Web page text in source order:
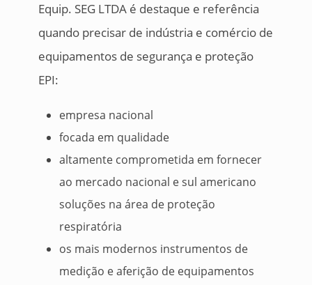
Equip. SEG LTDA é destaque e referência
quando precisar de indústria e comércio de
equipamentos de segurança e proteção
EPI:
empresa nacional
focada em qualidade
altamente comprometida em fornecer
ao mercado nacional e sul americano
soluções na área de proteção
respiratória
os mais modernos instrumentos de
medição e aferição de equipamentos